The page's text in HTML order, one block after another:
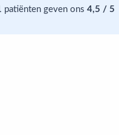
patiënten geven ons 4,5 / 5